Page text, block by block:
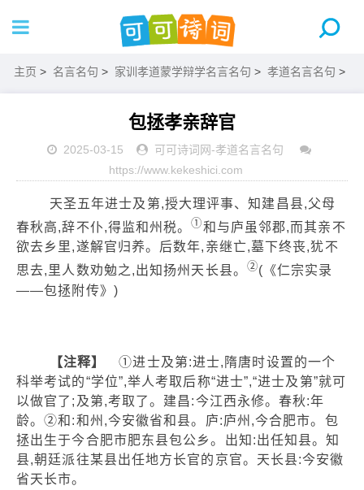
主页 > 名言名句 > 家训孝道蒙学辩学名言名句 > 孝道名言名句 >
包拯孝亲辞官
2025-03-15 可可诗词网-孝道名言名句
https://www.kekeshici.com
天圣五年进士及第,授大理评事、知建昌县,父母
春秋高,辞不仆,得监和州税。①和与庐虽邻郡,而其亲不
欲去乡里,遂解官归养。后数年,亲继亡,墓下终丧,犹不
思去,里人数劝勉之,出知扬州天长县。 ②(《仁宗实录
——包拯附传》)
【注释】
①进士及第:进士,隋唐时设置的一个
科举考试的“学位”,举人考取后称“进士”,“进士及第”就可
以做官了;及第,考取了。建昌:今江西永修。春秋:年
龄。②和:和州,今安徽省和县。庐:庐州,今合肥市。包
拯出生于今合肥市肥东县包公乡。出知:出任知县。知
县,朝廷派往某县出任地方长官的京官。天长县:今安徽
省天长市。